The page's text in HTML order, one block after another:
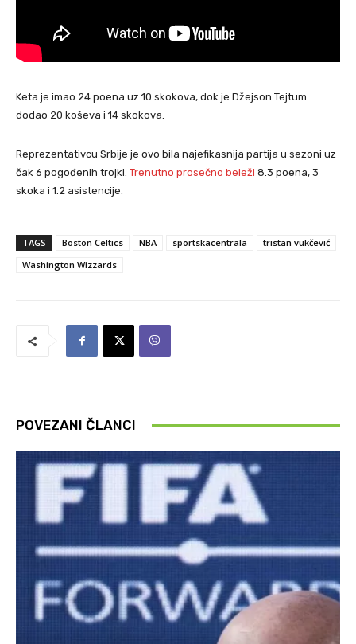
Keta je imao 24 poena uz 10 skokova, dok je Džejson Tejtum
dodao 20 koševa i 14 skokova.
Reprezentativcu Srbije je ovo bila najefikasnija partija u sezoni uz
čak 6 pogođenih trojki. Trenutno prosečno beleži 8.3 poena, 3
skoka i 1.2 asistencije.
TAGS Boston Celtics NBA sportskacentrala
tristan vukčević
Washington Wizzards
POVEZANI ČLANCI